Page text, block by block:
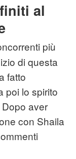
al
più
di questa
fatto
poi lo spirito
aver
con Shaila